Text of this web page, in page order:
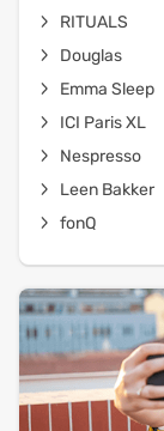
RITUALS
Douglas
Emma Sleep
ICI Paris XL
Nespresso
Leen Bakker
fonQ